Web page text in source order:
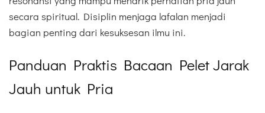
secara spiritual. Disiplin menjaga lafalan menjadi
bagian penting dari kesuksesan ilmu ini.
Panduan Praktis Bacaan Pelet Jarak
Jauh untuk Pria